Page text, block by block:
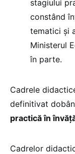
stagiului
constând
tematici şi
Ministerul
în parte.
Cadrele
definitivat
practică în
Cadrelor